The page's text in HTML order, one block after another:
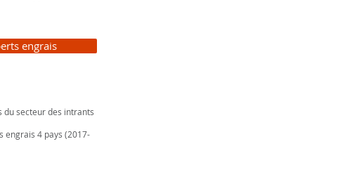
engrais
du secteur des intrants
engrais 4 pays (2017-